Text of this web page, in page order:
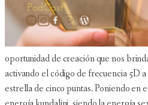
oportunidad de creación que nos
activando el código de frecuencia 5D
estrella de cinco puntas. Poniendo en